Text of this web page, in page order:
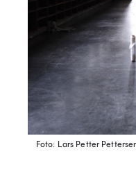
Foto: Lars Petter